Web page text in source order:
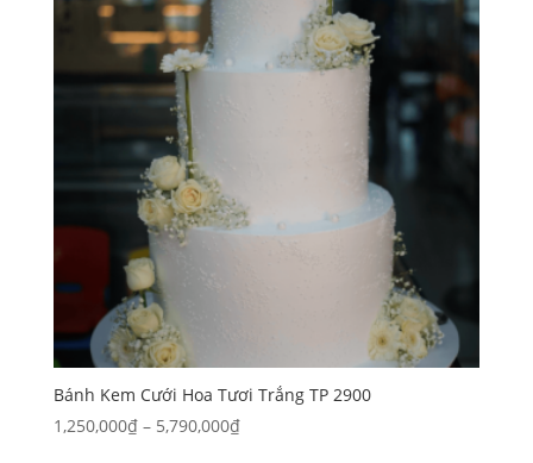
2,830,000₫
Bánh Kem Cưới Hoa Tươi Trắng TP 2900
1,250,000₫ – 5,790,000₫Khoảng